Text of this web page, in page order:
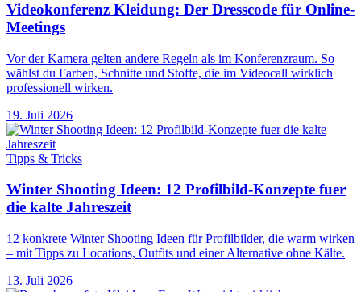
Videokonferenz Kleidung: Der Dresscode für Online-
Meetings
Vor der Kamera gelten andere Regeln als im Konferenzraum. So
wählst du Farben, Schnitte und Stoffe, die im Videocall wirklich
professionell wirken.
19. Juli 2026
Tipps & Tricks
Winter Shooting Ideen: 12 Profilbild-Konzepte fuer
die kalte Jahreszeit
12 konkrete Winter Shooting Ideen für Profilbilder, die warm wirken
– mit Tipps zu Locations, Outfits und einer Alternative ohne Kälte.
13. Juli 2026